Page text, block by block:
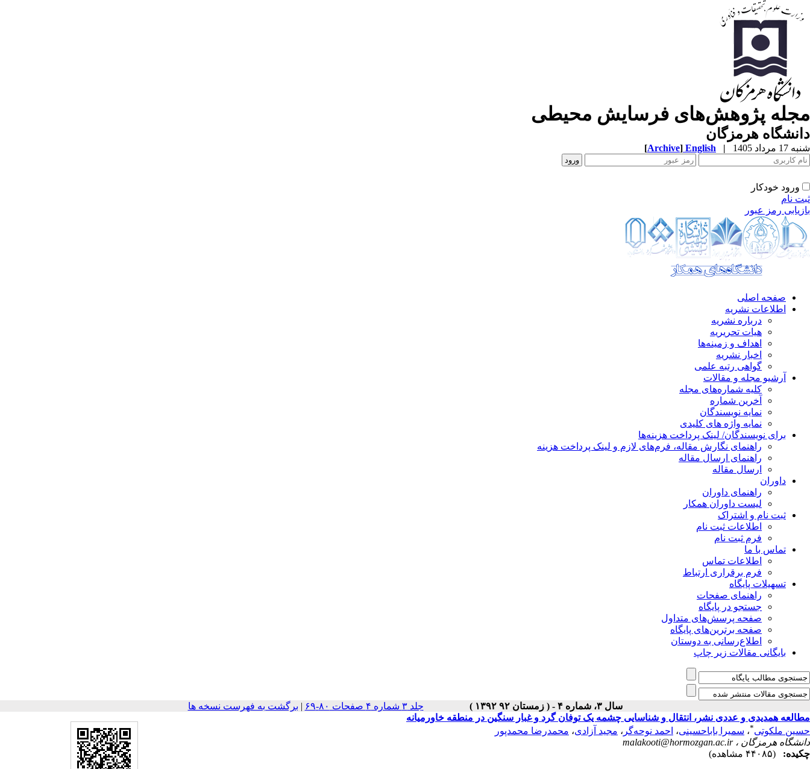
مجله پژوهش‌های فرسایش محیطی
دانشگاه هرمزگان
شنبه 17 مرداد 1405 |
English
[Archive]
ورود خودکار
ثبت نام
بازیابی رمز عبور
صفحه اصلی
اطلاعات نشریه
درباره نشریه
هیات تحریریه
اهداف و زمینه‌ها
اخبار نشریه
گواهی رتبه علمی
آرشیو مجله و مقالات
کلیه شماره‌های مجله
آخرین شماره
نمایه نویسندگان
نمایه واژه های کلیدی
برای نویسندگان/ لینک پرداخت هزینه‌ها
راهنمای نگارش مقاله، فرم‌های لازم و لینک پرداخت هزینه
راهنمای ارسال مقاله
ارسال مقاله
داوران
راهنمای داوران
لیست داوران همکار
ثبت نام و اشتراک
اطلاعات ثبت نام
فرم ثبت نام
تماس با ما
اطلاعات تماس
فرم برقراری ارتباط
تسهیلات پایگاه
راهنمای صفحات
جستجو در پایگاه
صفحه پرسش‌های متداول
صفحه برترین‌های پایگاه
اطلاع‌رسانی به دوستان
بایگانی مقالات زیر چاپ
سال ۳، شماره ۴ - ( زمستان ۹۲ ۱۳۹۲ ) جلد ۳ شماره ۴ صفحات ۸۰-۶۹ | برگشت به فهرست نسخه ها
مطالعه همدیدی و عددی نشر، انتقال و شناسایی چشمه یک توفان گرد و غبار سنگین در منطقه خاورمیانه
حسین ملکوتی*، سمیرا باباحسینی، احمد نوحه‌گر ، مجید آزادی، محمدرضا محمدپور
دانشگاه هرمزگان ،malakooti@hormozgan.ac.ir
چکیده:
(۴۴۰۸۵ مشاهده)